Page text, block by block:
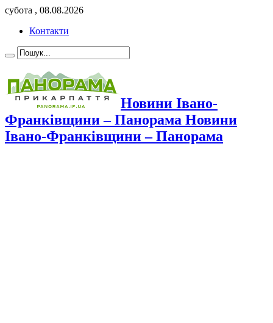
субота , 08.08.2026
Контакти
Новини Івано-
Франківщини – Панорама Новини
Івано-Франківщини – Панорама